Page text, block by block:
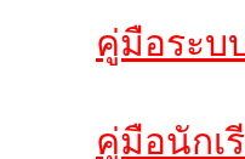
คู่มือระบ
คู่มือนักเ